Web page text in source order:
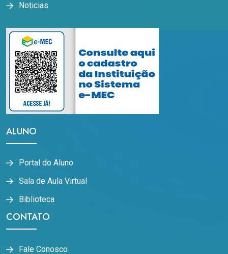
Noticias
ALUNO
Portal do Aluno
Sala de Aula Virtual
Biblioteca
CONTATO
Fale Conosco